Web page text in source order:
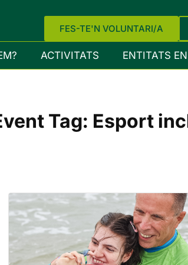
FES-TE'N VOLUNTARI/A
ACTIVITATS ENTITATS
Tag: Esport